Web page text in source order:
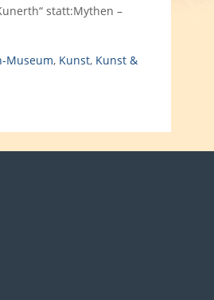
statt:Mythen –
Museum, Kunst, Kunst &